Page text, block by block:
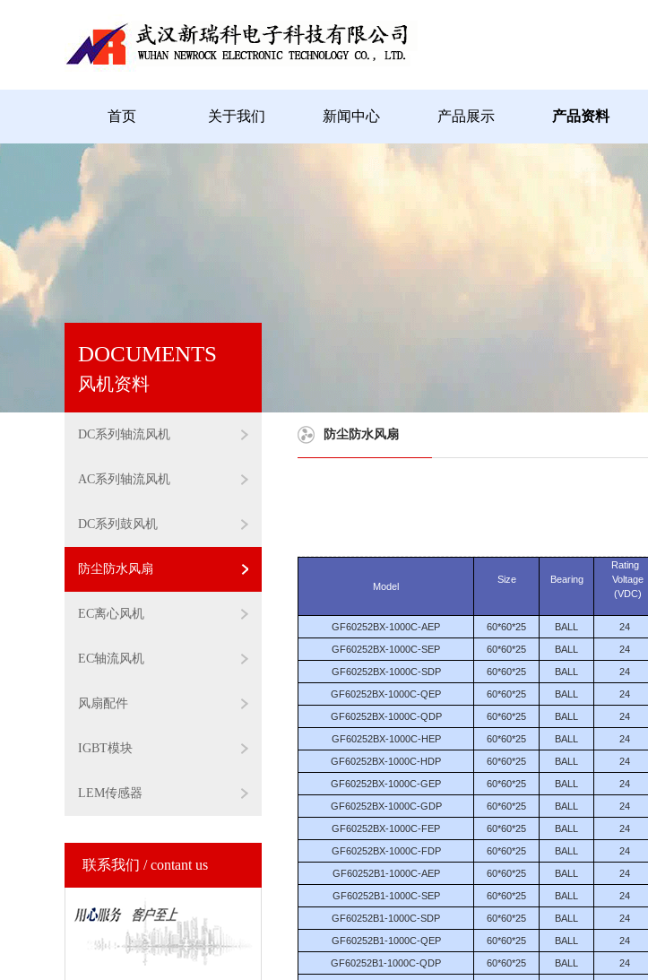
首页 关于我们 新闻中心 产品展示 产品资料
DOCUMENTS
风机资料
DC系列轴流风机
AC系列轴流风机
DC系列鼓风机
防尘防水风扇
EC离心风机
EC轴流风机
风扇配件
IGBT模块
LEM传感器
联系我们 / contant us
防尘防水风扇
Model
Size Bearing
Rating
Voltage
(VDC)
GF60252BX-1000C-AEP 60*60*25 BALL 24
GF60252BX-1000C-SEP 60*60*25 BALL 24
GF60252BX-1000C-SDP 60*60*25 BALL 24
GF60252BX-1000C-QEP 60*60*25 BALL 24
GF60252BX-1000C-QDP 60*60*25 BALL 24
GF60252BX-1000C-HEP 60*60*25 BALL 24
GF60252BX-1000C-HDP 60*60*25 BALL 24
GF60252BX-1000C-GEP 60*60*25 BALL 24
GF60252BX-1000C-GDP 60*60*25 BALL 24
GF60252BX-1000C-FEP 60*60*25 BALL 24
GF60252BX-1000C-FDP 60*60*25 BALL 24
GF60252B1-1000C-AEP 60*60*25 BALL 24
GF60252B1-1000C-SEP 60*60*25 BALL 24
GF60252B1-1000C-SDP 60*60*25 BALL 24
GF60252B1-1000C-QEP 60*60*25 BALL 24
GF60252B1-1000C-QDP 60*60*25 BALL 24